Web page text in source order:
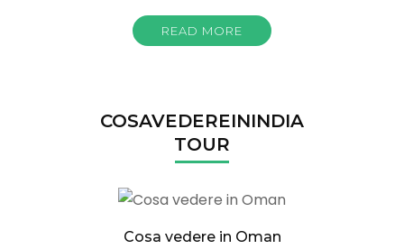
READ MORE
COSAVEDEREININDIA
TOUR
Cosa vedere in Oman